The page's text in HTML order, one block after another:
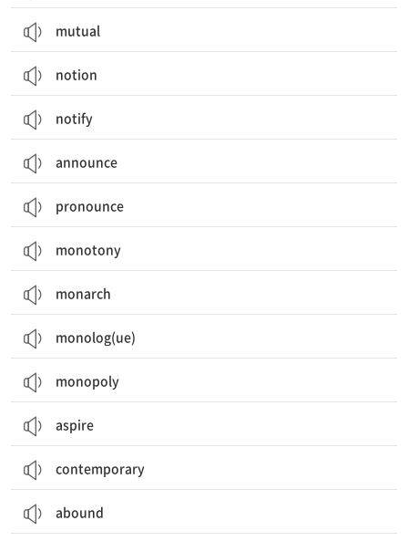
mutual
notion
notify
announce
pronounce
monotony
monarch
monolog(ue)
monopoly
aspire
contemporary
abound